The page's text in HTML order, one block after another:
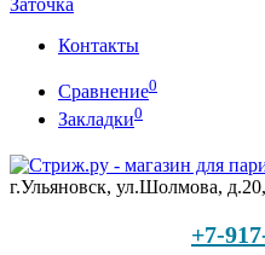
Заточка
Контакты
Сравнение0
Закладки0
г.Ульяновск, ул.Шолмова,
+7-